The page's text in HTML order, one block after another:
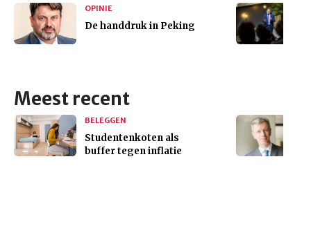
OPINIE
De handdruk in Peking
Meest recent
BELEGGEN
Studentenkoten als
buffer tegen inflatie